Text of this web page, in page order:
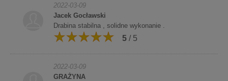
2022-03-09
Jacek Gocławski
Drabina stabilna , solidne wykonanie .
5 / 5
2022-03-09
GRAŻYNA